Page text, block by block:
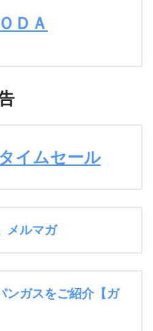
ＤＡ
イムセール
メルマガ
ンガスをご紹介【ガ